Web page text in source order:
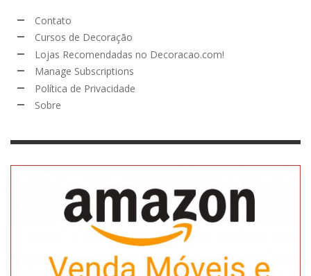
Contato
Cursos de Decoração
Lojas Recomendadas no Decoracao.com!
Manage Subscriptions
Política de Privacidade
Sobre